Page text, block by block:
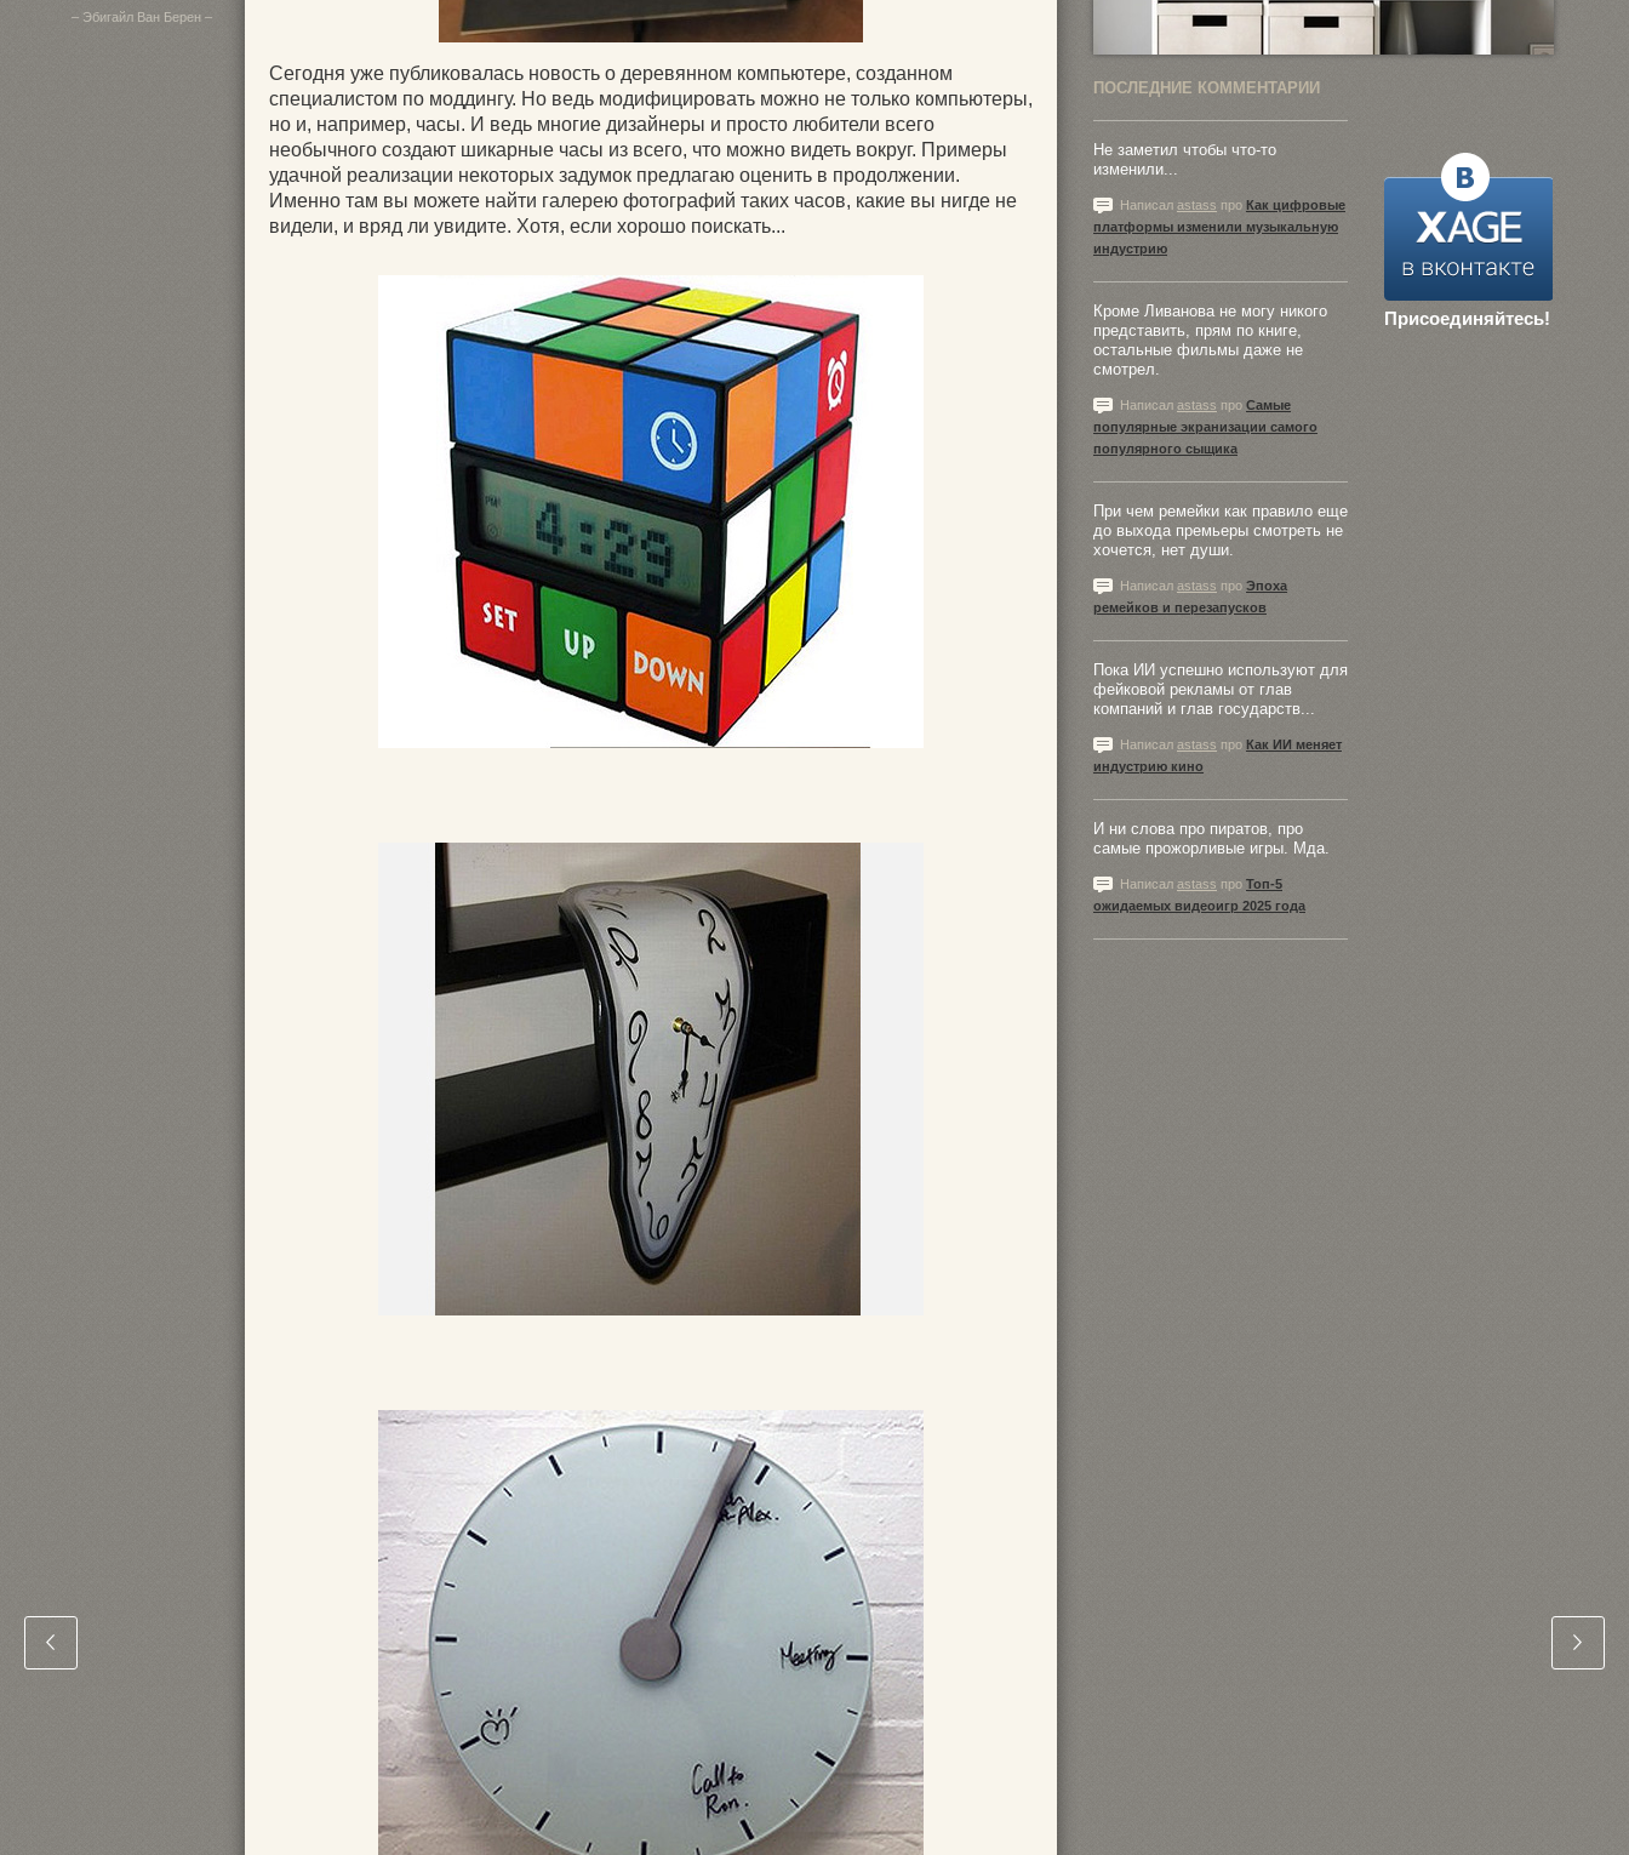
– Эбигайл Ван Берен –
Сегодня уже публиковалась новость о деревянном компьютере, созданном
специалистом по моддингу. Но ведь модифицировать можно не только компьютеры,
но и, например, часы. И ведь многие дизайнеры и просто любители всего
необычного создают шикарные часы из всего, что можно видеть вокруг. Примеры
удачной реализации некоторых задумок предлагаю оценить в продолжении.
Именно там вы можете найти галерею фотографий таких часов, какие вы нигде не
видели, и вряд ли увидите. Хотя, если хорошо поискать...
ПОСЛЕДНИЕ КОММЕНТАРИИ
Присоединяйтесь!
Не заметил чтобы что-то
изменили...
Написал astass про Как цифровые
платформы изменили музыкальную
индустрию
Кроме Ливанова не могу никого
представить, прям по книге,
остальные фильмы даже не
смотрел.
Написал astass про Самые
популярные экранизации самого
популярного сыщика
При чем ремейки как правило еще
до выхода премьеры смотреть не
хочется, нет души.
Написал astass про Эпоха
ремейков и перезапусков
Пока ИИ успешно используют для
фейковой рекламы от глав
компаний и глав государств...
Написал astass про Как ИИ меняет
индустрию кино
И ни слова про пиратов, про
самые прожорливые игры. Мда.
Написал astass про Топ-5
ожидаемых видеоигр 2025 года